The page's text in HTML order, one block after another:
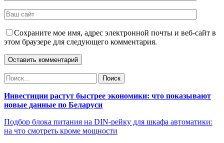
Сохраните мое имя, адрес электронной почты и веб-сайт в
этом браузере для следующего комментария.
Инвестиции растут быстрее экономики: что показывают
новые данные по Беларуси
Подбор блока питания на DIN-рейку для шкафа автоматики:
на что смотреть кроме мощности